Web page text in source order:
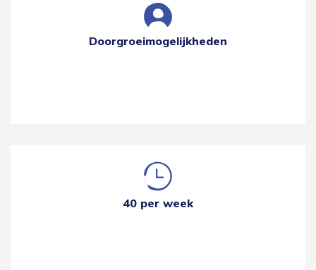
Doorgroeimogelijkheden
40 per week